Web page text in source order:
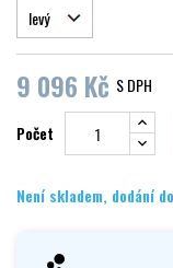
9 096 Kč S DPH
Počet
Není skladem, dodání